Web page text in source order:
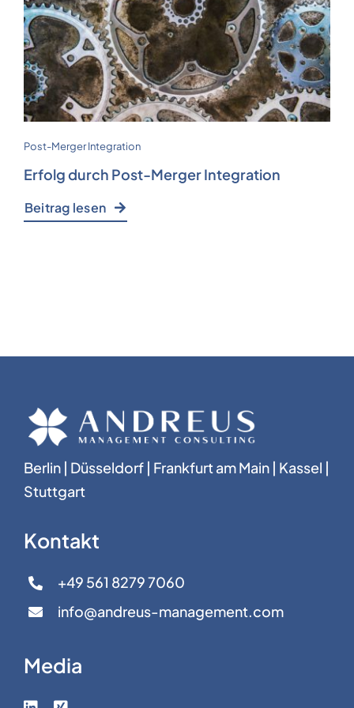
Post-Merger Integration
Erfolg durch Post-Merger Integration
Beitrag lesen
Berlin | Düsseldorf | Frankfurt am Main | Kassel |
Stuttgart
Kontakt
+49 561 8279 7060
info@andreus-management.com
Media